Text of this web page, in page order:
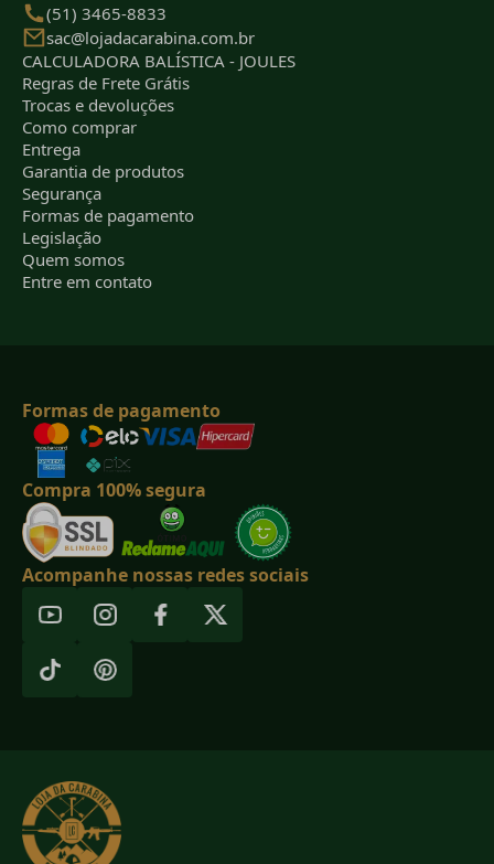
(51) 3465-8833
sac@lojadacarabina.com.br
CALCULADORA BALÍSTICA - JOULES
Regras de Frete Grátis
Trocas e devoluções
Como comprar
Entrega
Garantia de produtos
Segurança
Formas de pagamento
Legislação
Quem somos
Entre em contato
Formas de pagamento
Compra 100% segura
Acompanhe nossas redes sociais